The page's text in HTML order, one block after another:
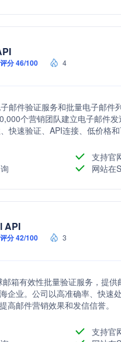
评分 46/100 4
邮件验证服务和批量电子邮
个营销团队建立电子邮件
快速验证、API连接、低价格
支持官
网站在
API
评分 42/100 3
箱有效性批量验证服务，提
企业。公司以高准确率、快速
高邮件营销效果和发信信誉。
支持官